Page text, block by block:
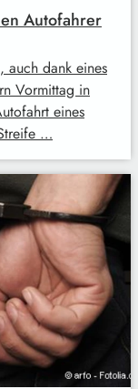
Autofahrer
auch dank eines
Vormittag in
eines
…